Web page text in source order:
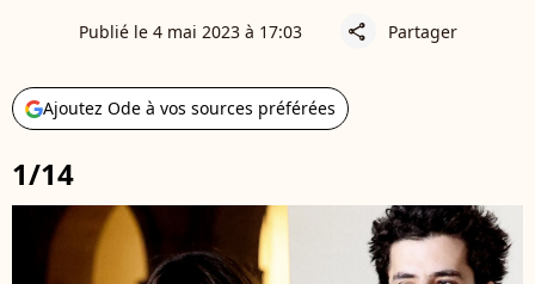
Publié le 4 mai 2023 à 17:03 share Partager
Ajoutez Ode à vos sources préférées
1/14